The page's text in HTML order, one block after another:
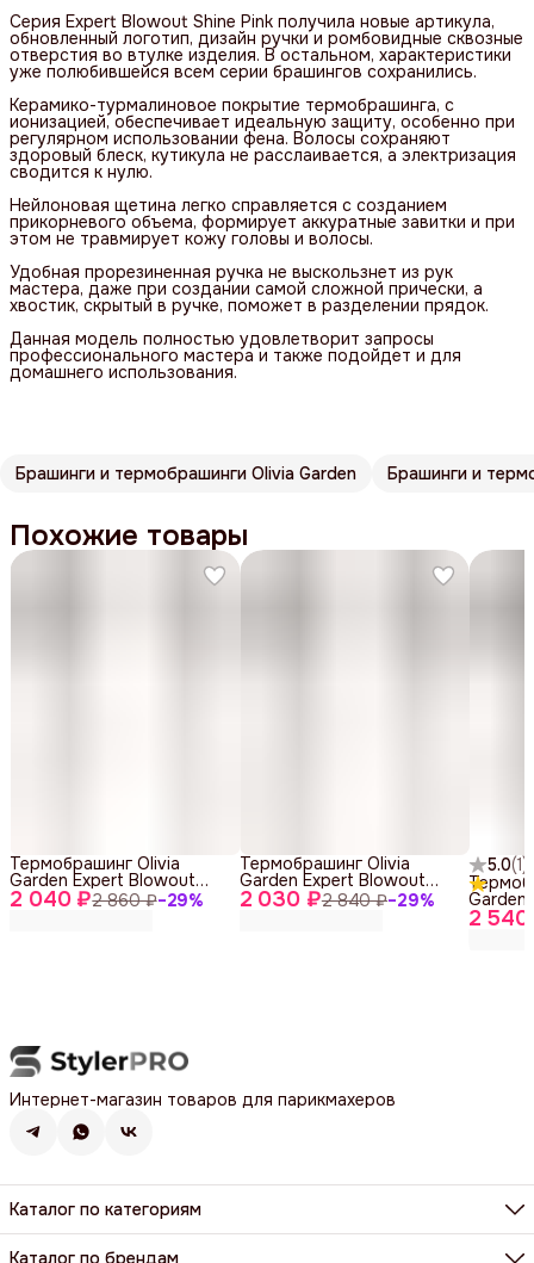
Серия Expert Blowout Shine Pink получила новые артикула,
обновленный логотип, дизайн ручки и ромбовидные сквозные
отверстия во втулке изделия. В остальном, характеристики
уже полюбившейся всем серии брашингов сохранились.
Керамико-турмалиновое покрытие термобрашинга, с
ионизацией, обеспечивает идеальную защиту, особенно при
регулярном использовании фена. Волосы сохраняют
здоровый блеск, кутикула не расслаивается, а электризация
сводится к нулю.
Нейлоновая щетина легко справляется с созданием
прикорневого объема, формирует аккуратные завитки и при
этом не травмирует кожу головы и волосы.
Удобная прорезиненная ручка не выскользнет из рук
мастера, даже при создании самой сложной прически, а
хвостик, скрытый в ручке, поможет в разделении прядок.
Данная модель полностью удовлетворит запросы
профессионального мастера и также подойдет и для
домашнего использования.
Брашинги и термобрашинги Olivia Garden Брашинги и
Похожие товары
2 040 ₽2 860 ₽−29%
Термобрашинг Olivia
Garden Expert Blowout
Speed XL Wavy Bristles
White&Grey (35 мм)
2 030 ₽2 840 ₽−29%
Термобрашинг Olivia
Garden Expert Blowout
Speed XL Wavy Bristles
White&Grey (45 мм)
5.0(1)
2
Garden
Speed
Black
Интернет-магазин товаров для парикмахеров
Каталог по категориям
Фены, фен-щетки, аксессуары
Машинки, триммеры, шейверы
Каталог по брендам